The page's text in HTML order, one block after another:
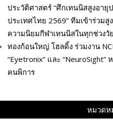
ประวัติศาสตร์ “ศึกเทนนิสสูงอา
ประเทศไทย 2569” ทีมเข้าร่วม
ความนิยมกีฬาเทนนิสในทุกช่วงวัย
ทองก้อนใหญ่ โฮลดิ้ง ร่วมงาน
“Eyetronix” และ
คนพิการ
หมวดห